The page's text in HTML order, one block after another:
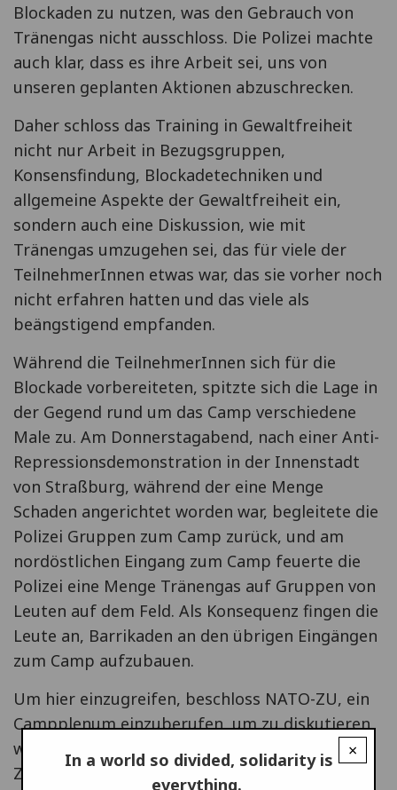
Blockaden zu nutzen, was den Gebrauch von
Tränengas nicht ausschloss. Die Polizei machte
auch klar, dass es ihre Arbeit sei, uns von
unseren geplanten Aktionen abzuschrecken.
Daher schloss das Training in Gewaltfreiheit
nicht nur Arbeit in Bezugsgruppen,
Konsensfindung, Blockadetechniken und
allgemeine Aspekte der Gewaltfreiheit ein,
sondern auch eine Diskussion, wie mit
Tränengas umzugehen sei, das für viele der
TeilnehmerInnen etwas war, das sie vorher noch
nicht erfahren hatten und das viele als
beängstigend empfanden.
Während die TeilnehmerInnen sich für die
Blockade vorbereiteten, spitzte sich die Lage in
der Gegend rund um das Camp verschiedene
Male zu. Am Donnerstagabend, nach einer Anti-
Repressionsdemonstration in der Innenstadt
von Straßburg, während der eine Menge
Schaden angerichtet worden war, begleitete die
Polizei Gruppen zum Camp zurück, und am
nordöstlichen Eingang zum Camp feuerte die
Polizei eine Menge Tränengas auf Gruppen von
Leuten auf dem Feld. Als Konsequenz fingen die
Leute an, Barrikaden an den übrigen Eingängen
zum Camp aufzubauen.
Um hier einzugreifen, beschloss NATO-ZU, ein
Campplenum einzuberufen, um zu diskutieren,
wie mit der Lage umzugehen sei. Zur selben
Zeit nahmen wir Kontakt auf zum
×
In a world so divided, solidarity is
everything.